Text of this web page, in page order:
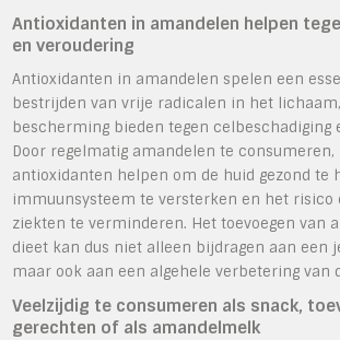
Antioxidanten in amandelen helpen
en veroudering
Antioxidanten in amandelen spelen een
bestrijden van vrije radicalen in het
bescherming bieden tegen celbeschadiging
Door regelmatig amandelen te consumeren,
antioxidanten helpen om de huid gezond te
immuunsysteem te versterken en het risico
ziekten te verminderen. Het toevoegen van
dieet kan dus niet alleen bijdragen aan een
maar ook aan een algehele verbetering van
Veelzijdig te consumeren als snack,
gerechten of als amandelmelk